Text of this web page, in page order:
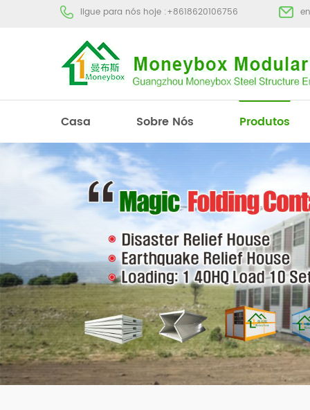
ligue para nós hoje :+8618620106756
Casa Sobre Nós Produtos